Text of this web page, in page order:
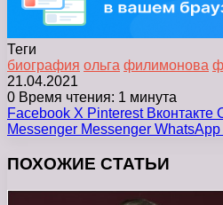
Теги
биография ольга филимонова
21.04.2021
0 Время чтения: 1 минута
Facebook X Pinterest Вконтакте
Messenger Messenger WhatsApp
ПОХОЖИЕ СТАТЬИ